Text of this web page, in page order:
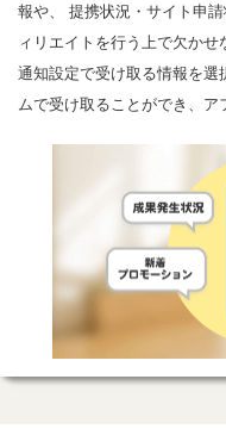
報や、 提携状況・サイト申
ィリエイトを行う上で欠かせ
通知設定で受け取る情報を選
ムで受け取ることができ、ア